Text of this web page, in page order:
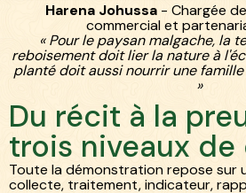
Harena Johussa- Chargée
commercial et
« Pour le paysan malgache, la
reboisement doit lier la nature à
planté doit aussi nourrir une
»
Du récit à la
trois niveaux de
Toute la démonstration repose sur
collecte, traitement, indicateur,